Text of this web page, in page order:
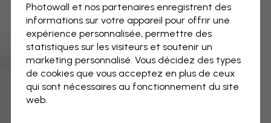
Page 1 sur 6 pages
Découvrez plus de catégories
Photowall et nos partenaires enregistrent des
informations sur votre appareil pour offrir une
expérience personnalisée, permettre des
statistiques sur les visiteurs et soutenir un
marketing personnalisé. Vous décidez des types
de cookies que vous acceptez en plus de ceux
qui sont nécessaires au fonctionnement du site
web.